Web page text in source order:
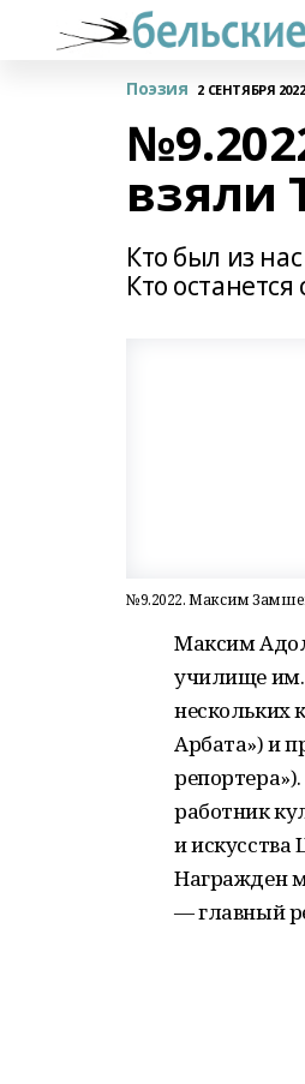
Поэзия 2 СЕНТЯБРЯ
взяли
Кто был из
Кто
№9.2022. Максим
Максим
училище им.
нескольких
Арбата») и
работник
и искусства
Награжден
— главный